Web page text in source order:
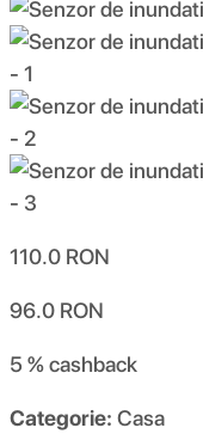
110.0 RON
96.0 RON
5 %cashback
Categorie: Casa